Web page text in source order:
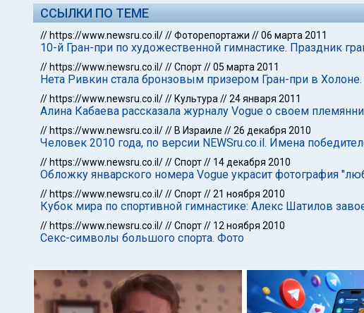
ССЫЛКИ ПО ТЕМЕ
// https://www.newsru.co.il///Фоторепортажи //06 марта 2011
10-й Гран-при по художественной гимнастике. Праздник
// https://www.newsru.co.il///Спорт//05 марта 2011
Нета Ривкин стала бронзовым призером Гран-при в Холоне.
// https://www.newsru.co.il/// Культура //24 января 2011
Алина Кабаева рассказала журналу Vogue о своем
// https://www.newsru.co.il/// В Израиле //26 декабря 2010
Человек 2010 года, по версии NEWSru.co.il. Имена
// https://www.newsru.co.il///Спорт// 14 декабря 2010
Обложку январского номера Vogue украсит фотография
// https://www.newsru.co.il///Спорт//21 ноября 2010
Кубок мира по спортивной гимнастике: Алекс Шатилов
// https://www.newsru.co.il///Спорт// 12 ноября 2010
Секс-символы большого спорта. Фото